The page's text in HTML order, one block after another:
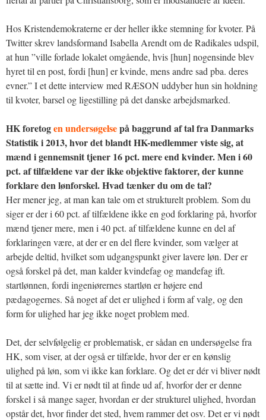
Hos Kristendemokraterne er der heller ikke stemning for kvoter. På
Twitter skrev landsformand Isabella Arendt om de Radikales udspil,
at hun ”ville forlade lokalet omgående, hvis [hun] nogensinde blev
hyret til en post, fordi [hun] er kvinde, mens andre sad pba. deres
evner.” I et dette interview med RÆSON uddyber hun sin holdning
til kvoter, barsel og ligestilling på det danske arbejdsmarked.
HK foretogen undersøgelsepå baggrund af tal fra Danmarks
Statistik i 2013, hvor det blandt HK-medlemmer viste sig, at
mænd i gennemsnit tjener 16 pct. mere end kvinder. Men i 60
pct. af tilfældene var der ikke objektive faktorer, der kunne
forklare den lønforskel. Hvad tænker du om de tal?
Her mener jeg, at man kan tale om et strukturelt problem. Som du
siger er der i 60 pct. af tilfældene ikke en god forklaring på, hvorfor
mænd tjener mere, men i 40 pct. af tilfældene kunne en del af
forklaringen være, at der er en del flere kvinder, som vælger at
arbejde deltid, hvilket som udgangspunkt giver lavere løn. Der er
også forskel på det, man kalder kvindefag og mandefag ift.
startlønnen, fordi ingeniørernes startløn er højere end
pædagogernes. Så noget af det er ulighed i form af valg, og den
form for ulighed har jeg ikke noget problem med.
Det, der selvfølgelig er problematisk, er sådan en undersøgelse fra
HK, som viser, at der også er tilfælde, hvor der er en kønslig
ulighed på løn, som vi ikke kan forklare. Og det er dér vi bliver nødt
til at sætte ind. Vi er nødt til at finde ud af, hvorfor der er denne
forskel i så mange sager, hvordan er der strukturel ulighed, hvordan
opstår det, hvor finder det sted, hvem rammer det osv. Det er vi nødt